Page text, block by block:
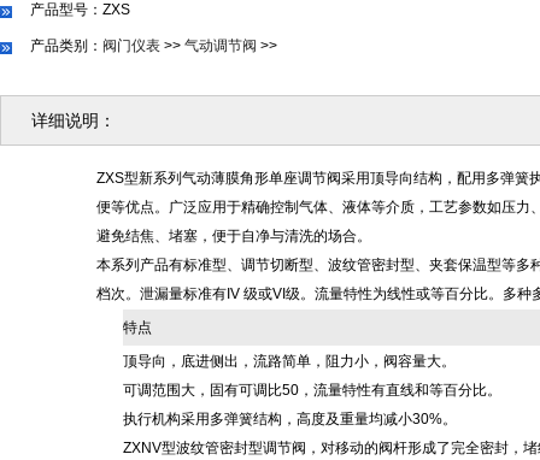
产品型号：ZXS
产品类别： 阀门仪表 >> 气动调节阀 >>
详细说明：
ZXS型新系列气动薄膜角形单座调节阀采用顶导向结构，配用多弹
便等优点。广泛应用于精确控制气体、液体等介质，工艺参数如压
避免结焦、堵塞，便于自净与清洗的场合。
本系列产品有标准型、调节切断型、波纹管密封型、夹套保温型等
档次。泄漏量标准有IV 级或VI级。流量特性为线性或等百分比。多种
特点
顶导向，底进侧出，流路简单，阻力小，阀容量大。
可调范围大，固有可调比50，流量特性有直线和等百分比。
执行机构采用多弹簧结构，高度及重量均减小30%。
ZXNV型波纹管密封型调节阀，对移动的阀杆形成了完全密封，